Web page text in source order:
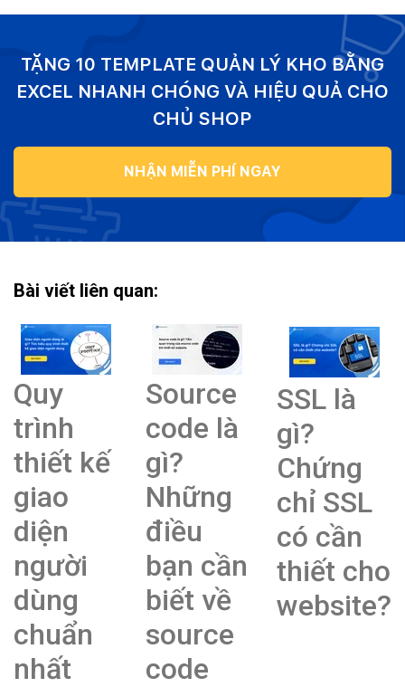
TẶNG 10 TEMPLATE QUẢN LÝ KHO BẰNG
EXCEL NHANH CHÓNG VÀ HIỆU QUẢ CHO
CHỦ SHOP
NHẬN MIỄN PHÍ NGAY
Bài viết liên quan:
Quy
trình
thiết kế
giao
diện
người
dùng
chuẩn
nhất
Source
code là
gì?
Những
điều
bạn cần
biết về
source
code
SSL là
gì?
Chứng
chỉ SSL
có cần
thiết cho
website?